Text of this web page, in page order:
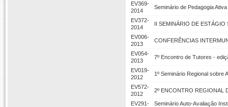
EV369-
2014
Seminário de Pedagogia
EV372-
2014
II SEMINÁRIO DE
EV006-
2013
CONFERÊNCIAS
EV054-
2013
7º Encontro de Tutores -
EV019-
2012
1º Seminário Regional sobre
EV572-
2012
2º ENCONTRO REGIONAL
EV291-
Seminário Auto-Avaliação